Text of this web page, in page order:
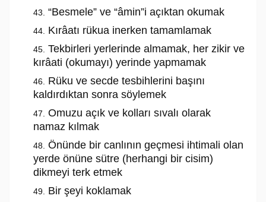
“Besmele” ve “âmin”i açıktan okumak
Kırâatı rükua inerken tamamlamak
Tekbirleri yerlerinde almamak, her zikir ve
kırâati (okumayı) yerinde yapmamak
Rüku ve secde tesbihlerini başını
kaldırdıktan sonra söylemek
Omuzu açık ve kolları sıvalı olarak
namaz kılmak
Önünde bir canlının geçmesi ihtimali olan
yerde önüne sütre (herhangi bir cisim)
dikmeyi terk etmek
Bir şeyi koklamak